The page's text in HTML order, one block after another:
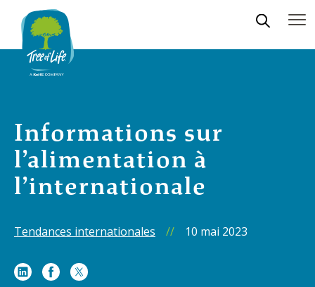
Informations sur
l’alimentation à
l’internationale
Tendances internationales // 10 mai 2023
ShareShareShare